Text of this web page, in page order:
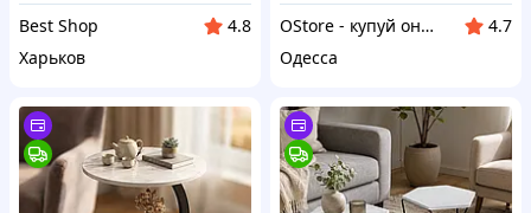
Best Shop
4.8
Харьков
OStore - купуй онлайн!
4.7
Одесса